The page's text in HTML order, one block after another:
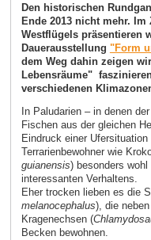
Den historischen
Ende 2013 nicht mehr. Im
Westflügels präsentieren
Dauerausstellung "Form
dem Weg dahin zeigen
Lebensräume"
verschiedenen
In Paludarien – in denen
Fischen aus der gleichen
Eindruck einer
Terrarienbewohner wie
guianensis) besonders
interessanten Verhaltens.
Eher trocken lieben es die
melanocephalus), die
Kragenechsen (
Becken bewohnen.